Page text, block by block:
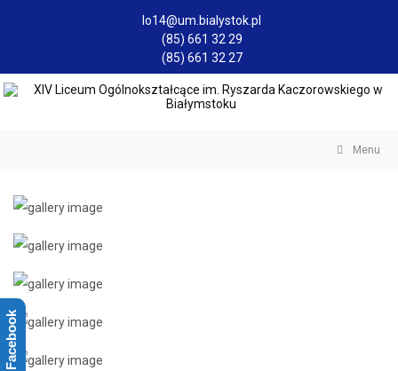
lo14@um.bialystok.pl
(85) 661 32 29
(85) 661 32 27
Menu
Facebook